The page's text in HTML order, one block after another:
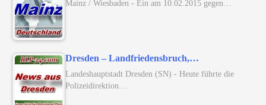
Mainz / Wiesbaden - Ein am 10.02.2015 gegen…
Dresden – Landfriedensbruch,…
Landeshauptstadt Dresden (SN) - Heute führte die
Polizeidirektion…